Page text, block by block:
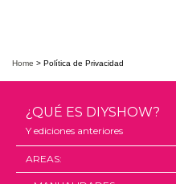
Home > Política de Privacidad
¿QUÉ ES DIYSHOW?
Y ediciones anteriores
AREAS: